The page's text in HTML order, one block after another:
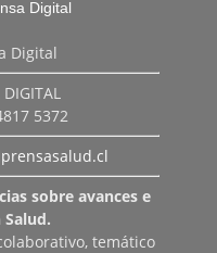
DIGITAL
5372
sobre avances e
temático